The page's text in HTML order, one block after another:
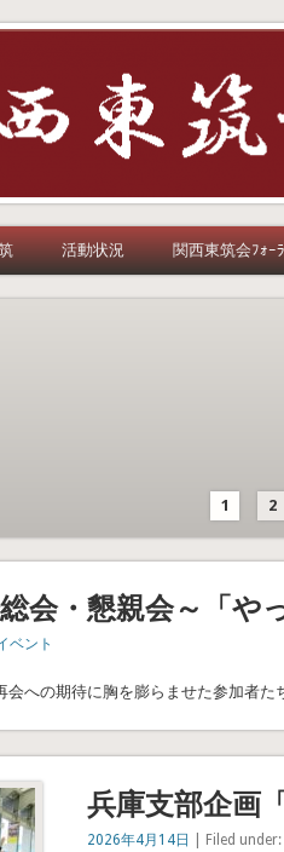
です。
活動状況 関西東筑会ﾌｫｰ
1 2
会・懇親会～「や
ベント
会への期待に胸を膨らませた参加者
兵庫支部企画
2026年4月14日 | Filed under: